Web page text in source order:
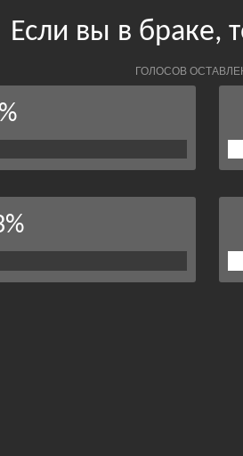
Если вы в браке,
ГОЛОСОВ